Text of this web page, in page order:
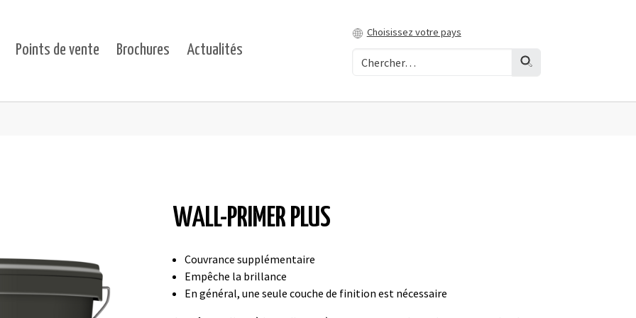
for "Projets"
Points de vente Brochures Actualités
Choisissez votre pays
WALL-PRIMER PLUS
Couvrance supplémentaire
Empêche la brillance
En général, une seule couche de finition est nécessaire